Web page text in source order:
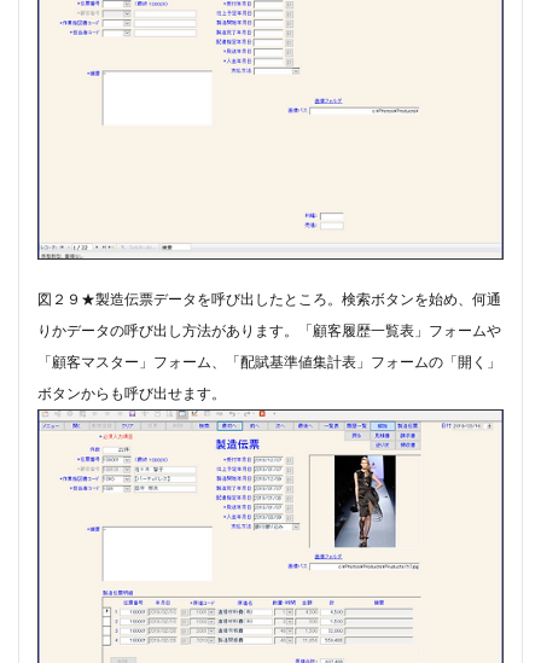
図２９★製造伝票データを呼び出したところ。検索ボタンを始め、何通
りかデータの呼び出し方法があります。「顧客履歴一覧表」フォームや
「顧客マスター」フォーム、「配賦基準値集計表」フォームの「開く」
ボタンからも呼び出せます。